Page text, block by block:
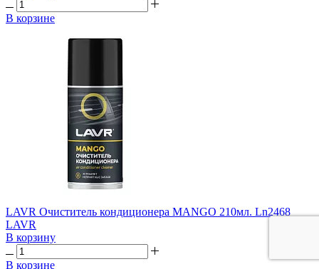
В корзине
LAVR Очиститель кондиционера MANGO 210мл. Ln2468
LAVR
В корзину
В корзине